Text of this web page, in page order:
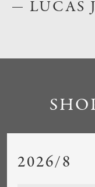
LUCAS
2026/8